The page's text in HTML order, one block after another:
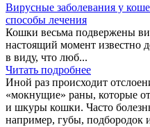
Вирусные заболевания у
способы лечения
Кошки весьма подвержены
настоящий момент известно
в виду, что люб...
Читать подробнее
Иной раз происходит
«мокнущие» раны, которые
и шкуры кошки. Часто
например, губы, подбородок